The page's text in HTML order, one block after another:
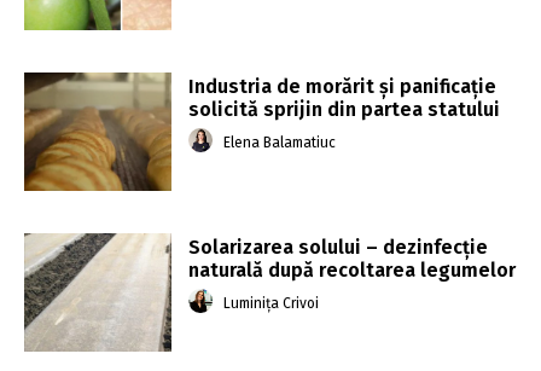
Industria de morărit şi panificaţie
solicită sprijin din partea statului
Elena Balamatiuc
Solarizarea solului – dezinfecție
naturală după recoltarea legumelor
Luminița Crivoi